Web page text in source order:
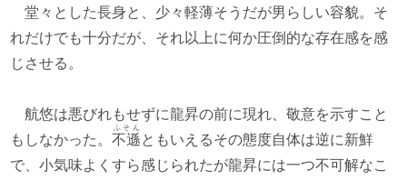
堂々とした長身と、少々軽薄そうだが男らしい容貌。そ
れだけでも十分だが、それ以上に何か圧倒的な存在感を感
じさせる。
航悠は悪びれもせずに龍昇の前に現れ、敬意を示すこと
もしなかった。不遜
ふそん
ともいえるその態度自体は逆に新鮮
で、小気味よくすら感じられたが龍昇には一つ不可解なこ